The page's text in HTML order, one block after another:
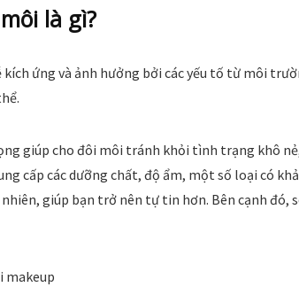
là gì?
ứng và ảnh hưởng bởi các yếu tố từ môi
giúp cho đôi môi tránh khỏi tình trạng khô
cấp các dưỡng chất, độ ẩm, một số loại có
giúp bạn trở nên tự tin hơn. Bên cạnh đó,
makeup